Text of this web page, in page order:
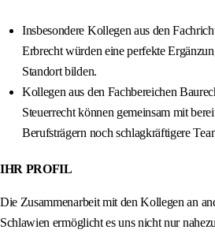
Insbesondere Kollegen aus den
Erbrecht würden eine perfekte
Standort bilden.
Kollegen aus den Fachbereichen
Steuerrecht können gemeinsam mit
Berufsträgern noch schlagkräftigere
IHR PROFIL
Die Zusammenarbeit mit den Kollegen an
Schlawien ermöglicht es uns nicht nur